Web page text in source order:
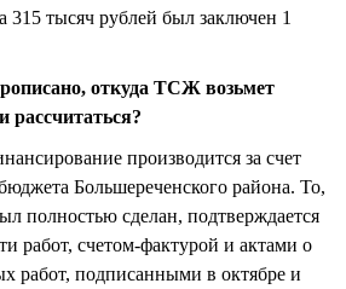
тысяч рублей был заключен 1
откуда ТСЖ возьмет
рассчитаться?
производится за счет
Большереченского района. То,
полностью сделан, подтверждается
работ, счетом-фактурой и актами о
работ, подписанными в октябре и